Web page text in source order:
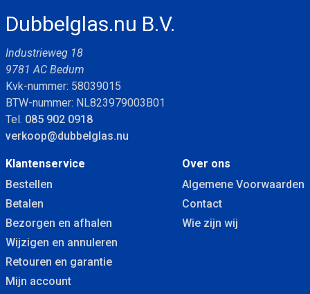
Dubbelglas.nu B.V.
Industrieweg 18
9781 AC Bedum
Kvk-nummer: 58039015
BTW-nummer: NL823979003B01
Tel. 085 902 0918
verkoop@dubbelglas.nu
Klantenservice
Bestellen
Betalen
Bezorgen en afhalen
Wijzigen en annuleren
Retouren en garantie
Mijn account
Over ons
Algemene Voorwaarden
Contact
Wie zijn wij